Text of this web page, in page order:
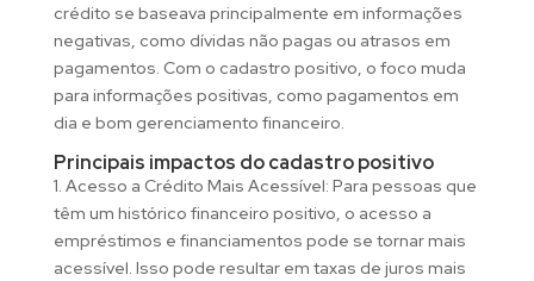
crédito se baseava principalmente em informações
negativas, como dívidas não pagas ou atrasos em
pagamentos. Com o cadastro positivo, o foco muda
para informações positivas, como pagamentos em
dia e bom gerenciamento financeiro.
Principais impactos do cadastro positivo
1. Acesso a Crédito Mais Acessível: Para pessoas que
têm um histórico financeiro positivo, o acesso a
empréstimos e financiamentos pode se tornar mais
acessível. Isso pode resultar em taxas de juros mais